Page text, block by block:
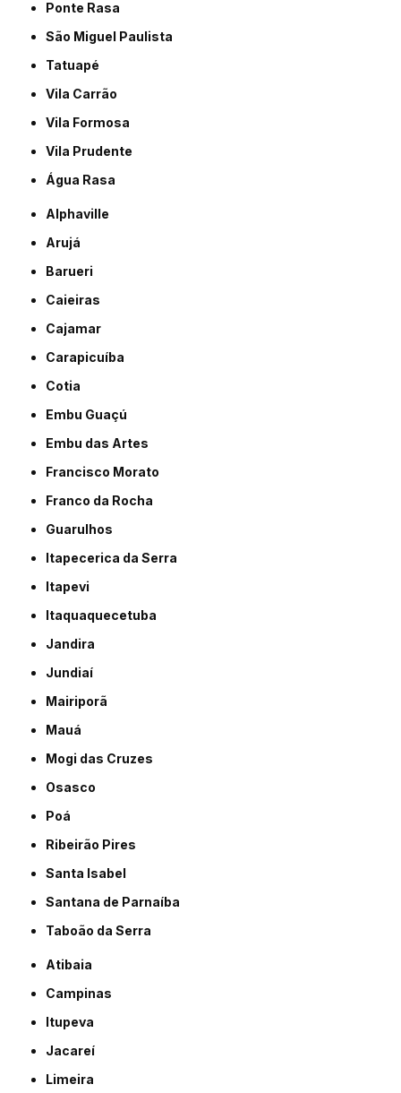
Ponte Rasa
São Miguel Paulista
Tatuapé
Vila Carrão
Vila Formosa
Vila Prudente
Água Rasa
Alphaville
Arujá
Barueri
Caieiras
Cajamar
Carapicuíba
Cotia
Embu Guaçú
Embu das Artes
Francisco Morato
Franco da Rocha
Guarulhos
Itapecerica da Serra
Itapevi
Itaquaquecetuba
Jandira
Jundiaí
Mairiporã
Mauá
Mogi das Cruzes
Osasco
Poá
Ribeirão Pires
Santa Isabel
Santana de Parnaíba
Taboão da Serra
Atibaia
Campinas
Itupeva
Jacareí
Limeira